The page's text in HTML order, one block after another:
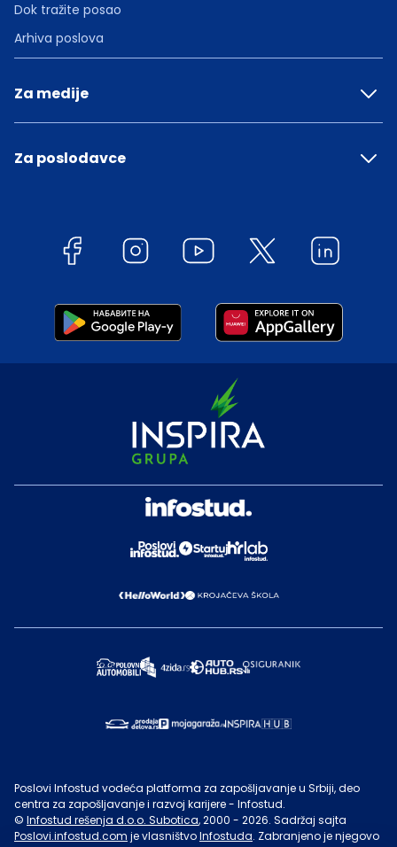
Dok tražite posao
Arhiva poslova
Za medije
Za poslodavce
Poslovi Infostud vodeća platforma za zapošljavanje u Srbiji, deo
centra za zapošljavanje i razvoj karijere - Infostud.
© Infostud rešenja d.o.o. Subotica, 2000 - 2026. Sadržaj sajta
Poslovi.infostud.com je vlasništvoInfostuda. Zabranjeno je njegovo